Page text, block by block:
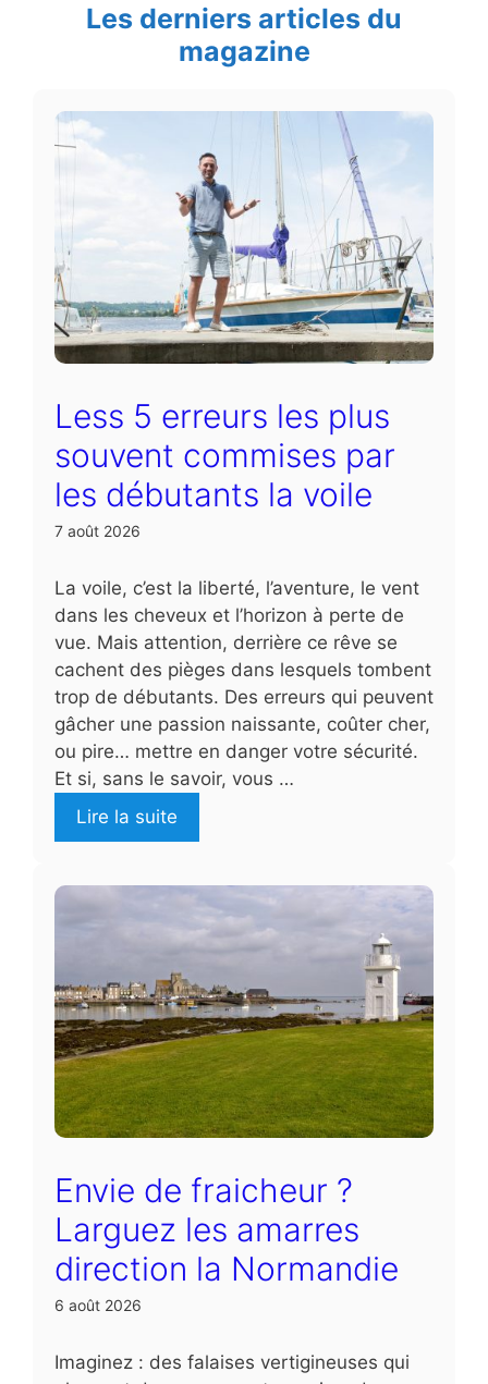
Les derniers articles du
magazine
Less 5 erreurs les plus
souvent commises par
les débutants la voile
7 août 2026
La voile, c’est la liberté, l’aventure, le vent
dans les cheveux et l’horizon à perte de
vue. Mais attention, derrière ce rêve se
cachent des pièges dans lesquels tombent
trop de débutants. Des erreurs qui peuvent
gâcher une passion naissante, coûter cher,
ou pire… mettre en danger votre sécurité.
Et si, sans le savoir, vous …
Lire la suite
Envie de fraicheur ?
Larguez les amarres
direction la Normandie
6 août 2026
Imaginez : des falaises vertigineuses qui